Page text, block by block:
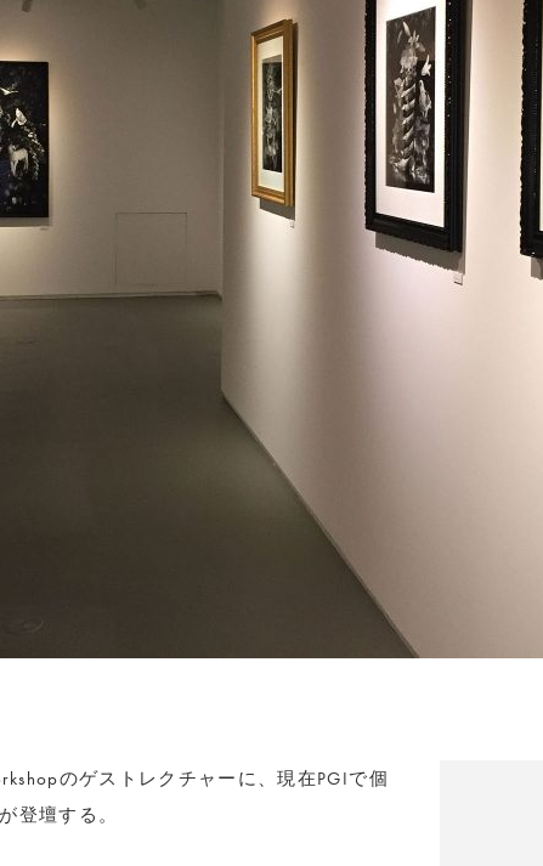
のゲストレクチャーに、現在PGIで個
登壇する。